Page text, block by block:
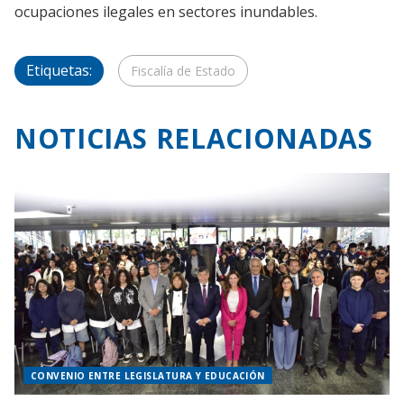
ocupaciones ilegales en sectores inundables.
Etiquetas: Fiscalía de Estado
NOTICIAS RELACIONADAS
CONVENIO ENTRE LEGISLATURA Y EDUCACIÓN